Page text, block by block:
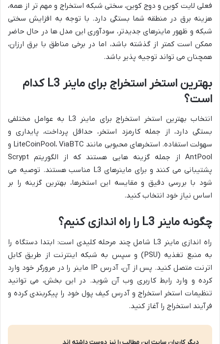
فعلی لایت کوین و دوج کوین، سختی شبکه استخراج و مهم تر از همه،
هزینه برق در منطقه شما بستگی دارد. با توجه به افزایش سختی
شبکه و ظهور ماینرهای جدیدتر، سودآوری این مدل ها در حال حاضر
ممکن است کمتر از گذشته باشد، اما در برخی مناطق با برق ارزان،
همچنان می تواند توجیه پذیر باشد.
بهترین استخر استخراج برای ماینر L3 کدام
است؟
انتخاب بهترین استخر استخراج برای ماینر L3 به عوامل مختلفی
بستگی دارد، از جمله کارمزد استخر، حداقل پرداخت، پایداری و
سهولت استفاده. استخرهای محبوبی مانند LiteCoinPool، ViaBTC و
AntPool از جمله گزینه هایی هستند که از الگوریتم Scrypt
پشتیبانی می کنند و برای ماینرهای L3 مناسب هستند. توصیه می
شود با بررسی دقیق و مقایسه این استخرها، بهترین گزینه را بر
اساس نیاز خود انتخاب کنید.
چگونه ماینر L3 را راه اندازی کنیم؟
راه اندازی ماینر L3 شامل چند مرحله کلیدی است: ابتدا دستگاه را
به منبع تغذیه (PSU) و سپس به شبکه اینترنت از طریق کابل
اترنت متصل کنید. پس از آن، آدرس IP ماینر را در مرورگر خود وارد
کرده و وارد رابط کاربری وب آن شوید. در این بخش، می توانید
تنظیمات استخر استخراج و آدرس کیف پول خود را پیکربندی کرده و
فرآیند استخراج را آغاز کنید.
دیگر کاربران سایت این مطالب را نیز دوست داشته اند